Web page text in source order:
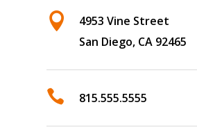

4953 Vine Street
San Diego, CA 92465
 815.555.5555